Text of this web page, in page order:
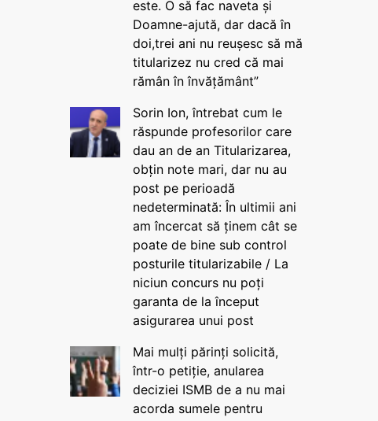
este. O să fac naveta și
Doamne-ajută, dar dacă în
doi,trei ani nu reușesc să mă
titularizez nu cred că mai
rămân în învățământ”
Sorin Ion, întrebat cum le
răspunde profesorilor care
dau an de an Titularizarea,
obțin note mari, dar nu au
post pe perioadă
nedeterminată: În ultimii ani
am încercat să ținem cât se
poate de bine sub control
posturile titularizabile / La
niciun concurs nu poți
garanta de la început
asigurarea unui post
Mai mulți părinți solicită,
într-o petiție, anularea
deciziei ISMB de a nu mai
acorda sumele pentru